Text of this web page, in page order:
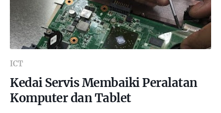
ICT
Kedai Servis Membaiki Peralatan
Komputer dan Tablet